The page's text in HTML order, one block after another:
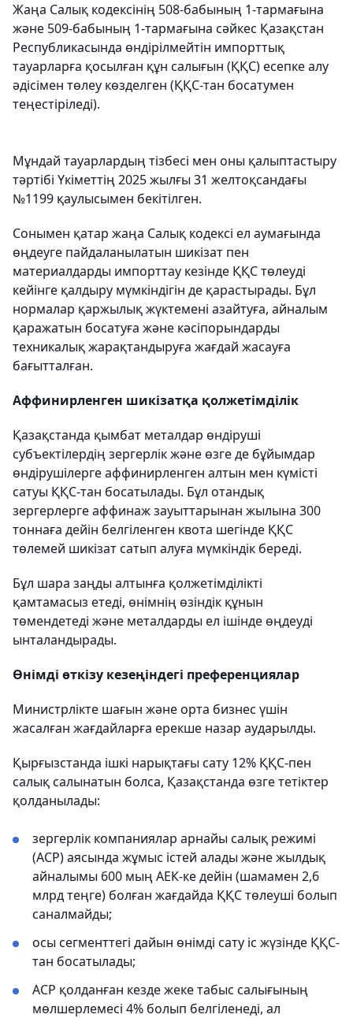
Жаңа Салық кодексінің 508-бабының 1-тармағына
және 509-бабының 1-тармағына сәйкес Қазақстан
Республикасында өндірілмейтін импорттық
тауарларға қосылған құн салығын (ҚҚС) есепке алу
әдісімен төлеу көзделген (ҚҚС-тан босатумен
теңестіріледі).
Мұндай тауарлардың тізбесі мен оны қалыптастыру
тәртібі Үкіметтің 2025 жылғы 31 желтоқсандағы
№1199 қаулысымен бекітілген.
Сонымен қатар жаңа Салық кодексі ел аумағында
өңдеуге пайдаланылатын шикізат пен
материалдарды импорттау кезінде ҚҚС төлеуді
кейінге қалдыру мүмкіндігін де қарастырады. Бұл
нормалар қаржылық жүктемені азайтуға, айналым
қаражатын босатуға және кәсіпорындарды
техникалық жарақтандыруға жағдай жасауға
бағытталған.
Аффинирленген шикізатқа қолжетімділік
Қазақстанда қымбат металдар өндіруші
субъектілердің зергерлік және өзге де бұйымдар
өндірушілерге аффинирленген алтын мен күмісті
сатуы ҚҚС-тан босатылады. Бұл отандық
зергерлерге аффинаж зауыттарынан жылына 300
тоннаға дейін белгіленген квота шегінде ҚҚС
төлемей шикізат сатып алуға мүмкіндік береді.
Бұл шара заңды алтынға қолжетімділікті
қамтамасыз етеді, өнімнің өзіндік құнын
төмендетеді және металдарды ел ішінде өңдеуді
ынталандырады.
Өнімді өткізу кезеңіндегі преференциялар
Министрлікте шағын және орта бизнес үшін
жасалған жағдайларға ерекше назар аударылды.
Қырғызстанда ішкі нарықтағы сату 12% ҚҚС-пен
салық салынатын болса, Қазақстанда өзге тетіктер
қолданылады:
зергерлік компаниялар арнайы салық режимі
(АСР) аясында жұмыс істей алады және жылдық
айналымы 600 мың АЕК-ке дейін (шамамен 2,6
млрд теңге) болған жағдайда ҚҚС төлеуші болып
саналмайды;
осы сегменттегі дайын өнімді сату іс жүзінде ҚҚС-
тан босатылады;
АСР қолданған кезде жеке табыс салығының
мөлшерлемесі 4% болып белгіленеді, ал